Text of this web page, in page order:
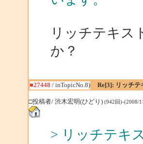
リッチテキス
か？
■27448 / inTopicNo.8) Re[3]: リッチテ
□投稿者/ 渋木宏明(ひどり) (942回)-(2008/
> リッチテキ